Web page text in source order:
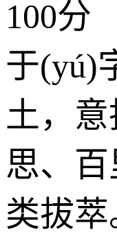
100分
于(yú)
土，
思、
类拔萃